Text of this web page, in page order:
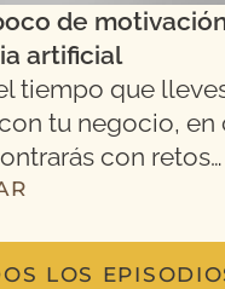
de
artificial
tiempo que
tu negocio, en
con retos…
LOS